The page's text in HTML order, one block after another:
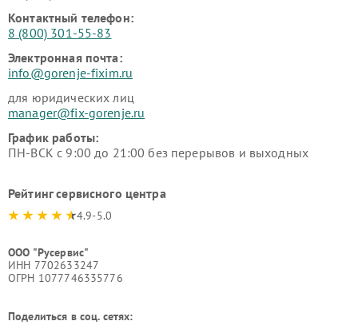
Контактный телефон:
8 (800) 301-55-83
Электронная почта:
info@gorenje-fixim.ru
для юридических лиц
manager@fix-gorenje.ru
График работы:
ПН-ВСК с 9:00 до 21:00 без перерывов и выходных
Рейтинг сервисного центра
4.9-5.0
ООО "Русервис"
ИНН 7702633247
ОГРН 1077746335776
Поделиться в соц. сетях: